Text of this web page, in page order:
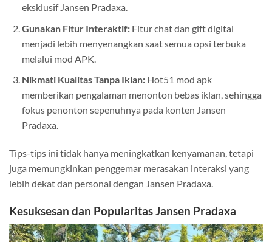
eksklusif Jansen Pradaxa.
Gunakan Fitur Interaktif:Fitur chat dan gift digital
menjadi lebih menyenangkan saat semua opsi terbuka
melalui mod APK.
Nikmati Kualitas Tanpa Iklan:Hot51 mod apk
memberikan pengalaman menonton bebas iklan, sehingga
fokus penonton sepenuhnya pada konten Jansen
Pradaxa.
Tips-tips ini tidak hanya meningkatkan kenyamanan, tetapi
juga memungkinkan penggemar merasakan interaksi yang
lebih dekat dan personal dengan Jansen Pradaxa.
Kesuksesan dan Popularitas Jansen Pradaxa